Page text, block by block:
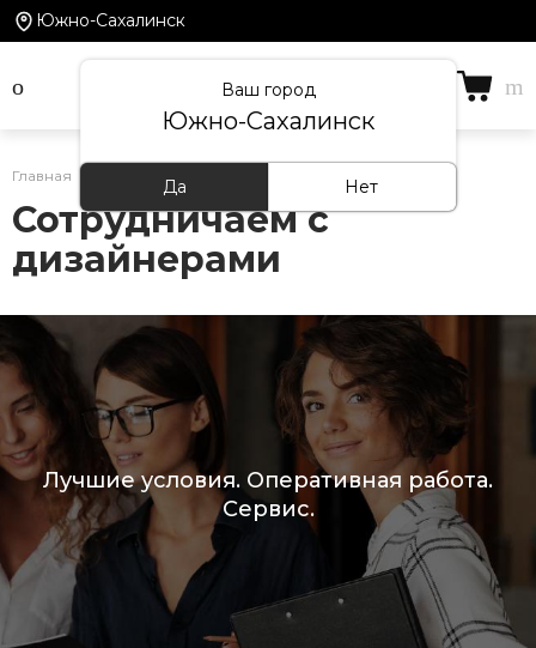
Южно-Сахалинск
Ваш город
Южно-Сахалинск
Да Нет
Главная Сотрудничество Дизайнерам
Сотрудничаем с
дизайнерами
Лучшие условия. Оперативная работа.
Сервис.